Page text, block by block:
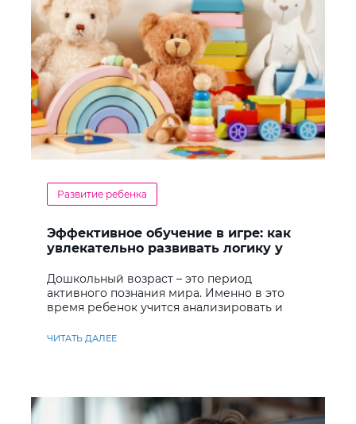
Развитие ребенка
Эффективное обучение в игре: как
увлекательно развивать логику у
Дошкольный возраст – это период
активного познания мира. Именно в это
время ребенок учится анализировать и
ЧИТАТЬ ДАЛЕЕ